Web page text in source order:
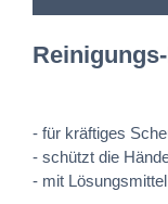
- für kräftiges
- schützt die
- mit